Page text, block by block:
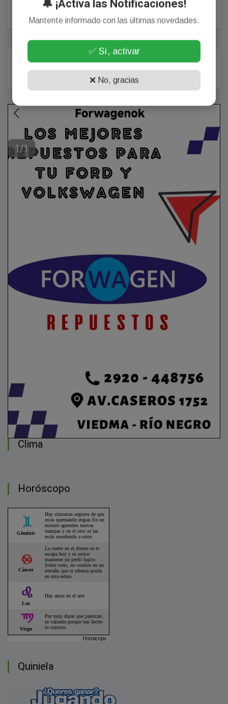
Más Populares
Clima
Horóscopo
Horoscopo
Quiniela
🔔 ¡Activa las Notificaciones!
Mantente informado con las últimas novedades.
✅ Sí, activar
❌ No, gracias